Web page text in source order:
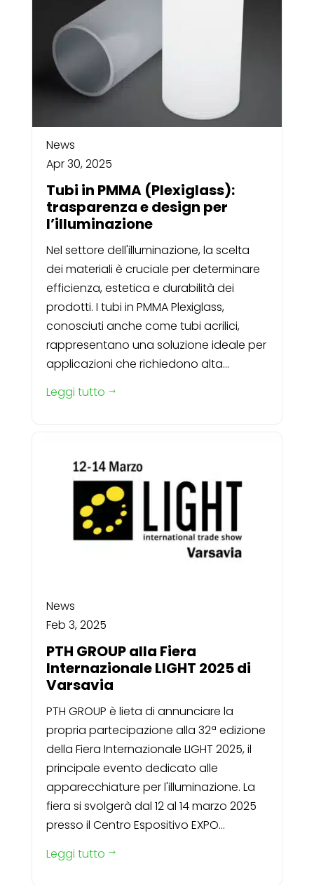
News
Apr 30, 2025
Tubi in PMMA (Plexiglass):
trasparenza e design per
l’illuminazione
Nel settore dell'illuminazione, la scelta
dei materiali è cruciale per determinare
efficienza, estetica e durabilità dei
prodotti. I tubi in PMMA Plexiglass,
conosciuti anche come tubi acrilici,
rappresentano una soluzione ideale per
applicazioni che richiedono alta...
Leggi tutto $
News
Feb 3, 2025
PTH GROUP alla Fiera
Internazionale LIGHT 2025 di
Varsavia
PTH GROUP è lieta di annunciare la
propria partecipazione alla 32ª edizione
della Fiera Internazionale LIGHT 2025, il
principale evento dedicato alle
apparecchiature per l'illuminazione. La
fiera si svolgerà dal 12 al 14 marzo 2025
presso il Centro Espositivo EXPO...
Leggi tutto $